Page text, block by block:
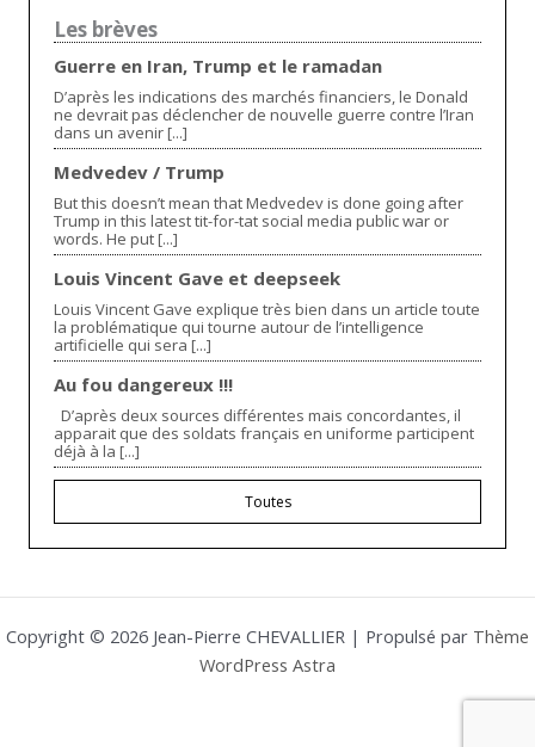
Les brèves
Guerre en Iran, Trump et le ramadan
D’après les indications des marchés financiers, le Donald
ne devrait pas déclencher de nouvelle guerre contre l’Iran
dans un avenir [...]
Medvedev / Trump
But this doesn’t mean that Medvedev is done going after
Trump in this latest tit-for-tat social media public war or
words. He put [...]
Louis Vincent Gave et deepseek
Louis Vincent Gave explique très bien dans un article toute
la problématique qui tourne autour de l’intelligence
artificielle qui sera [...]
Au fou dangereux !!!
D’après deux sources différentes mais concordantes, il
apparait que des soldats français en uniforme participent
déjà à la [...]
Toutes
Copyright © 2026 Jean-Pierre CHEVALLIER | Propulsé par Thème
WordPress Astra